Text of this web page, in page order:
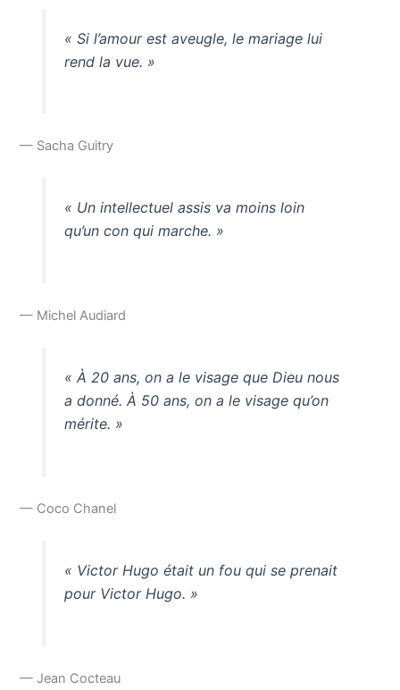
« Si l’amour est aveugle, le mariage lui
rend la vue. »
— Sacha Guitry
« Un intellectuel assis va moins loin
qu’un con qui marche. »
— Michel Audiard
« À 20 ans, on a le visage que Dieu nous
a donné. À 50 ans, on a le visage qu’on
mérite. »
— Coco Chanel
« Victor Hugo était un fou qui se prenait
pour Victor Hugo. »
— Jean Cocteau